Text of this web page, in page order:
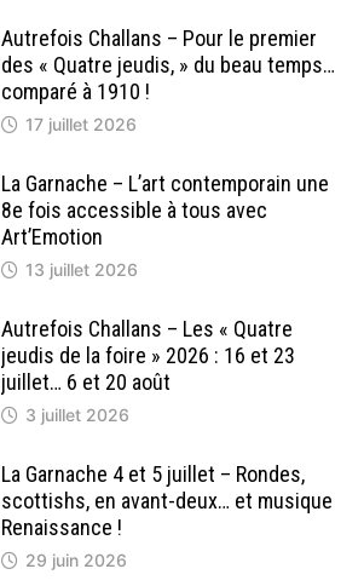
Autrefois Challans – Pour le premier
des « Quatre jeudis, » du beau temps…
comparé à 1910 !
17 juillet 2026
La Garnache – L’art contemporain une
8e fois accessible à tous avec
Art’Emotion
13 juillet 2026
Autrefois Challans – Les « Quatre
jeudis de la foire » 2026 : 16 et 23
juillet… 6 et 20 août
3 juillet 2026
La Garnache 4 et 5 juillet – Rondes,
scottishs, en avant-deux… et musique
Renaissance !
29 juin 2026